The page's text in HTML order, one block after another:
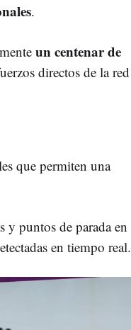
.
un centenar de
directos de la red
que permiten una
y puntos de parada en
en tiempo real.